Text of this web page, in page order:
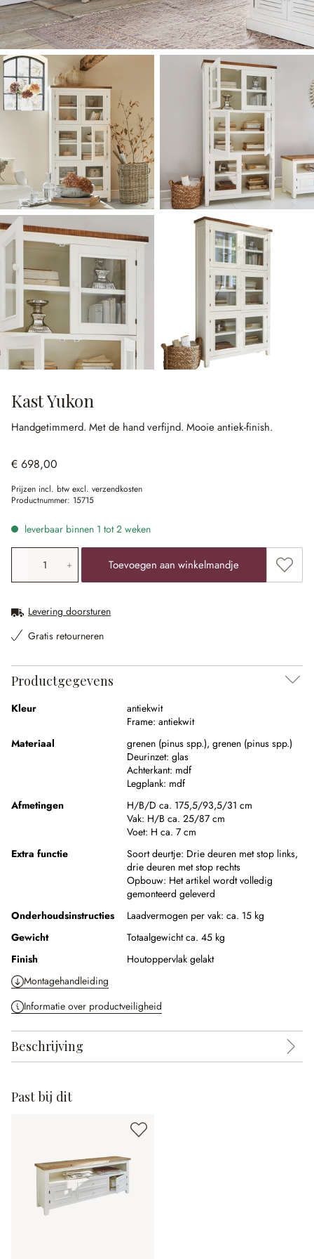
Kast Yukon
Handgetimmerd. Met de hand verfijnd. Mooie antiek-finish.
€ 698,00
Prijzen incl. btw excl. verzendkosten
Productnummer: 15715
leverbaar binnen 1 tot 2 weken
Producthoeveelheid: voer de gewenste waarde in of
Toevoegen aan winkelmandje
Levering doorsturen
Gratis retourneren
Productgegevens
Kleur
antiekwit
Frame: antiekwit
Materiaal
grenen (pinus spp.), grenen (pinus spp.)
Deurinzet: glas
Achterkant: mdf
Legplank: mdf
Afmetingen
H/B/D ca. 175,5/93,5/31 cm
Vak: H/B ca. 25/87 cm
Voet: H ca. 7 cm
Extra functie
Soort deurtje: Drie deuren met stop links,
drie deuren met stop rechts
Opbouw: Het artikel wordt volledig
gemonteerd geleverd
Onderhoudsinstructies
Laadvermogen per vak: ca. 15 kg
Gewicht
Totaalgewicht ca. 45 kg
Finish
Houtoppervlak gelakt
Montagehandleiding
Informatie over productveiligheid
Beschrijving
Past bij dit